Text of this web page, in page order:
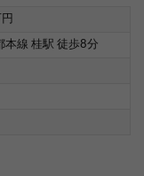
本線 桂駅 徒歩8分